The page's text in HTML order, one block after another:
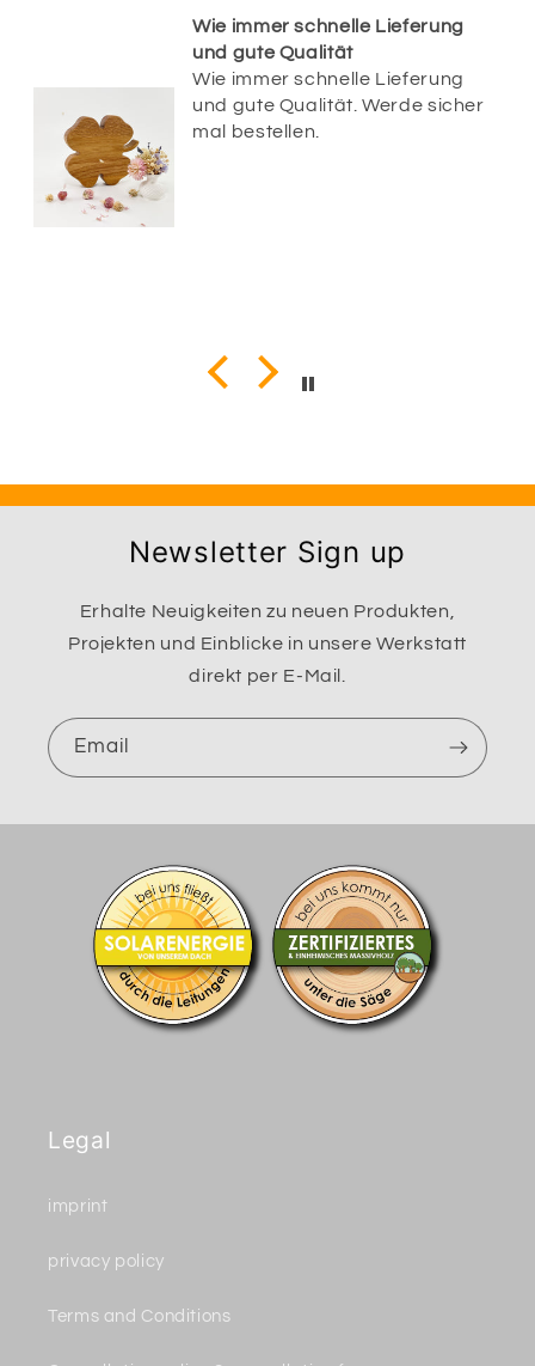
Wie immer schnelle Lieferung
und gute Qualität
Wie immer schnelle Lieferung
und gute Qualität. Werde sicher
mal bestellen.
Newsletter Sign up
Erhalte Neuigkeiten zu neuen Produkten,
Projekten und Einblicke in unsere Werkstatt
direkt per E-Mail.
Email
Legal
imprint
privacy policy
Terms and Conditions